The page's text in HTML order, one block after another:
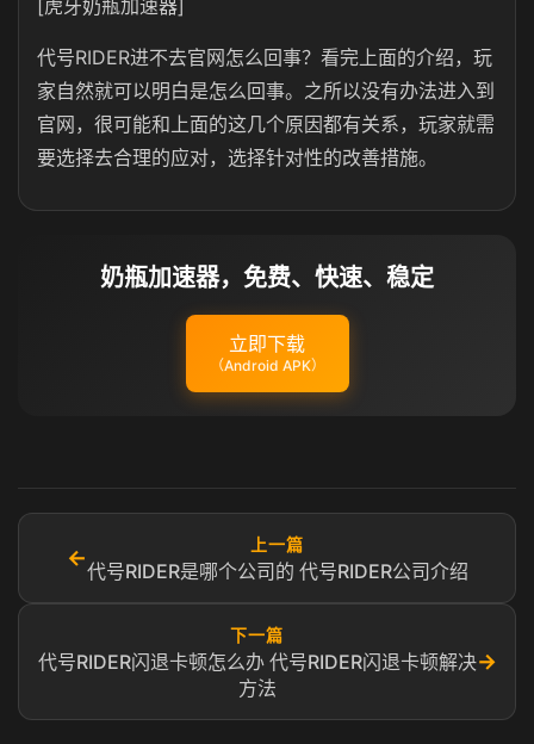
[虎牙奶瓶加速器]
代号RIDER进不去官网怎么回事？看完上面的介绍，玩
家自然就可以明白是怎么回事。之所以没有办法进入到
官网，很可能和上面的这几个原因都有关系，玩家就需
要选择去合理的应对，选择针对性的改善措施。
奶瓶加速器，免费、快速、稳定
立即下载
（Android APK）
←
上一篇
代号RIDER是哪个公司的 代号RIDER公司介绍
下一篇
代号RIDER闪退卡顿怎么办 代号RIDER闪退卡顿解决
方法
→